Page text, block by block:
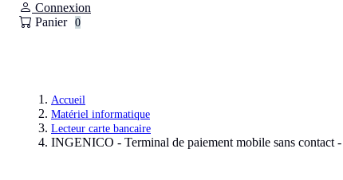
Connexion
Panier
0
Accueil
Matériel informatique
Lecteur carte bancaire
INGENICO - Terminal de paiement mobile sans contact